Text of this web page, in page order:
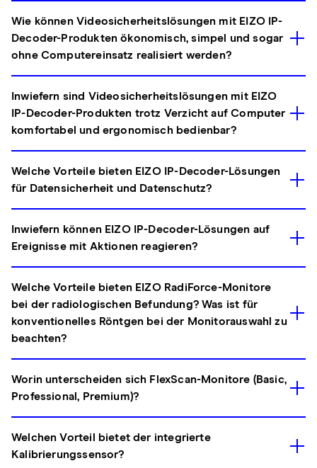
Wie können Videosicherheitslösungen mit EIZO IP-
Decoder-Produkten ökonomisch, simpel und sogar
ohne Computereinsatz realisiert werden?
Inwiefern sind Videosicherheitslösungen mit EIZO
IP-Decoder-Produkten trotz Verzicht auf Computer
komfortabel und ergonomisch bedienbar?
Welche Vorteile bieten EIZO IP-Decoder-Lösungen
für Datensicherheit und Datenschutz?
Inwiefern können EIZO IP-Decoder-Lösungen auf
Ereignisse mit Aktionen reagieren?
Welche Vorteile bieten EIZO RadiForce-Monitore
bei der radiologischen Befundung? Was ist für
konventionelles Röntgen bei der Monitorauswahl zu
beachten?
Worin unterscheiden sich FlexScan-Monitore (Basic,
Professional, Premium)?
Welchen Vorteil bietet der integrierte
Kalibrierungssensor?